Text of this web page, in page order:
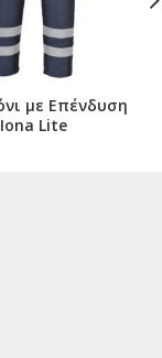
με Επένδυση
Iona Lite